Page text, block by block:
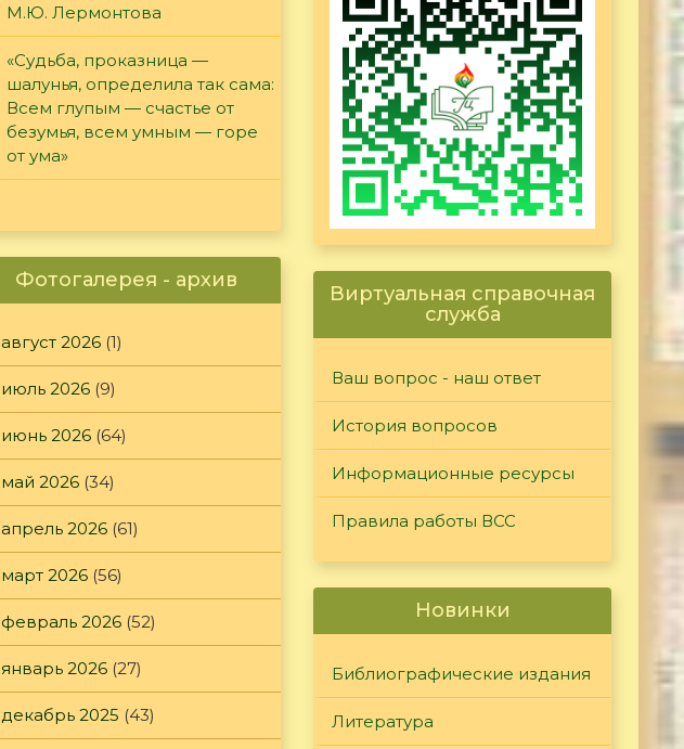
М.Ю. Лермонтова
«Судьба, проказница —
шалунья, определила так сама:
Всем глупым — счастье от
безумья, всем умным — горе
от ума»
Фотогалерея - архив
август 2026 (1)
июль 2026 (9)
июнь 2026 (64)
май 2026 (34)
апрель 2026 (61)
март 2026 (56)
февраль 2026 (52)
январь 2026 (27)
декабрь 2025 (43)
Виртуальная справочная
служба
Ваш вопрос - наш ответ
История вопросов
Информационные ресурсы
Правила работы ВСС
Новинки
Библиографические издания
Литература